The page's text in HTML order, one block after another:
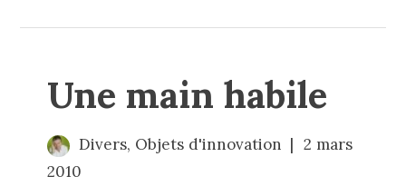
Une main habile
Divers, Objets d'innovation
2 mars
2010